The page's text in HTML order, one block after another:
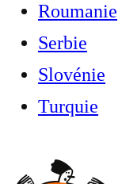
Roumanie
Serbie
Slovénie
Turquie